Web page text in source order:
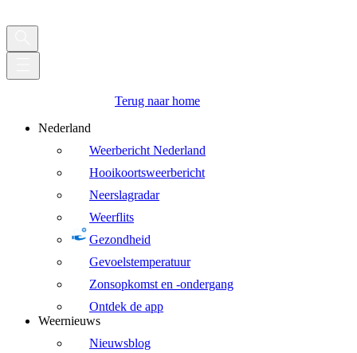
Terug naar home
Nederland
Weerbericht Nederland
Hooikoortsweerbericht
Neerslagradar
Weerflits
Gezondheid
Gevoelstemperatuur
Zonsopkomst en -ondergang
Ontdek de app
Weernieuws
Nieuwsblog